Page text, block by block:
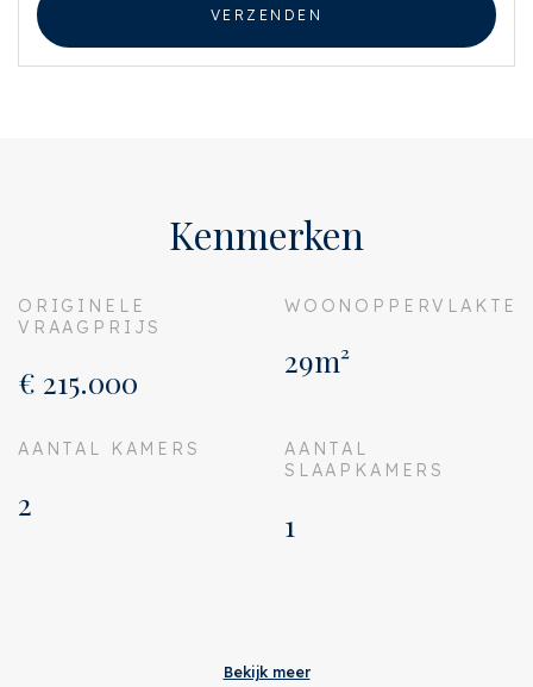
VERZENDEN
Kenmerken
ORIGINELE
VRAAGPRIJS
€ 215.000
WOONOPPERVLAKTE
29m²
AANTAL KAMERS
2
AANTAL
SLAAPKAMERS
1
Bekijk meer